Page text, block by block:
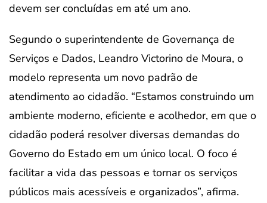
devem ser concluídas em até um ano.
Segundo o superintendente de Governança de
Serviços e Dados, Leandro Victorino de Moura, o
modelo representa um novo padrão de
atendimento ao cidadão. “Estamos construindo um
ambiente moderno, eficiente e acolhedor, em que o
cidadão poderá resolver diversas demandas do
Governo do Estado em um único local. O foco é
facilitar a vida das pessoas e tornar os serviços
públicos mais acessíveis e organizados”, afirma.